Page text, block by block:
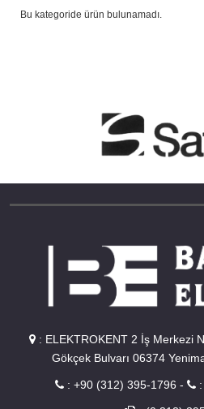
Bu kategoride ürün bulunamadı.
: ELEKTROKENT 2 İş Merkezi
Gökçek Bulvarı 06374
: +90 (312) 395-1796 - :